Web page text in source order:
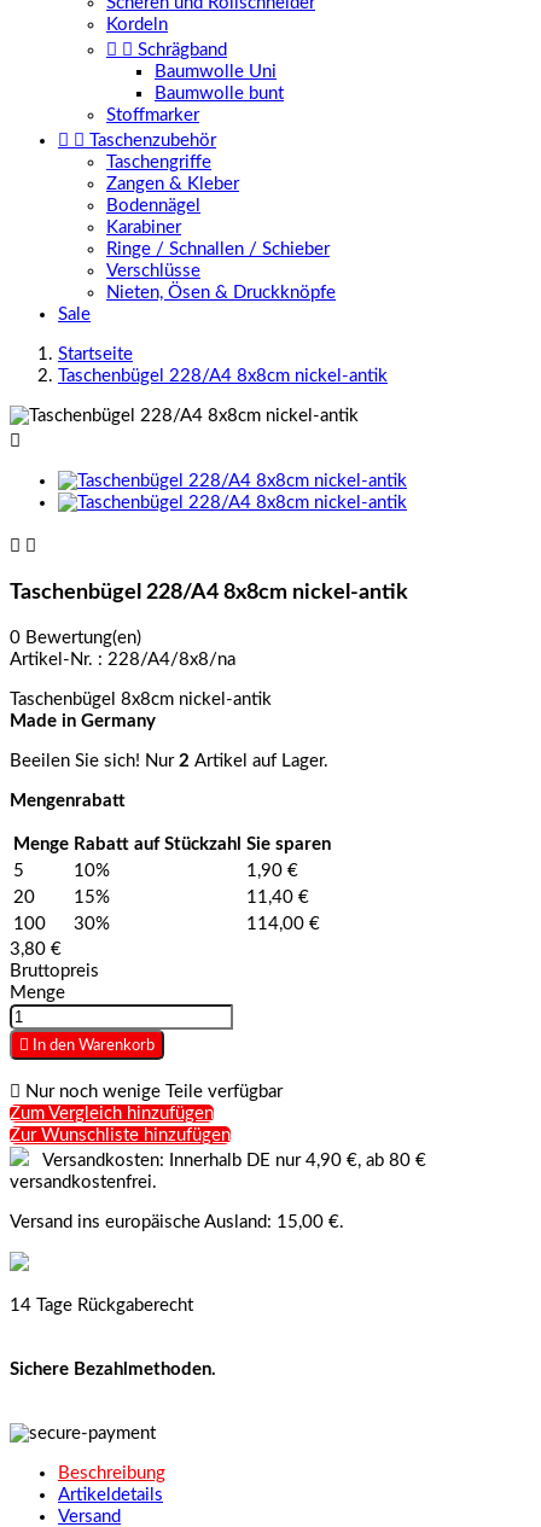
Kordeln
  Schrägband
Baumwolle Uni
Baumwolle bunt
Stoffmarker
 
Taschenzubehör
Taschengriffe
Zangen & Kleber
Bodennägel
Karabiner
Ringe / Schnallen / Schieber
Verschlüsse
Nieten, Ösen & Druckknöpfe
Sale
Startseite
Taschenbügel 228/A4 8x8cm nickel-antik

 
Taschenbügel 228/A4 8x8cm nickel-antik
0 Bewertung(en)
Artikel-Nr. : 228/A4/8x8/na
Taschenbügel 8x8cm nickel-antik
Made in Germany
Beeilen Sie sich! Nur 2 Artikel auf Lager.
Mengenrabatt
Menge Rabatt auf Stückzahl Sie sparen
5
10%
1,90 €
20
15%
11,40 €
100
30%
114,00 €
3,80 €
Bruttopreis
Menge
 In den Warenkorb
 Nur noch wenige Teile verfügbar
Zum Vergleich hinzufügen
Zur Wunschliste hinzufügen
Versandkosten: Innerhalb DE nur 4,90 €, ab 80 €
versandkostenfrei.
Versand ins europäische Ausland: 15,00 €.
14 Tage Rückgaberecht
Sichere Bezahlmethoden.
Beschreibung
Artikeldetails
Versand